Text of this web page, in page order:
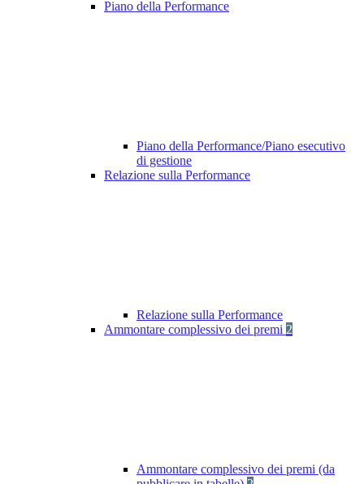
Piano della Performance
Piano della Performance/Piano esecutivo
di gestione
Relazione sulla Performance
Relazione sulla Performance
Ammontare complessivo dei premi 2
Ammontare complessivo dei premi (da